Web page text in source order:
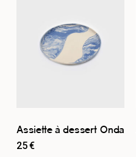
Assiette à dessert Onda
25€